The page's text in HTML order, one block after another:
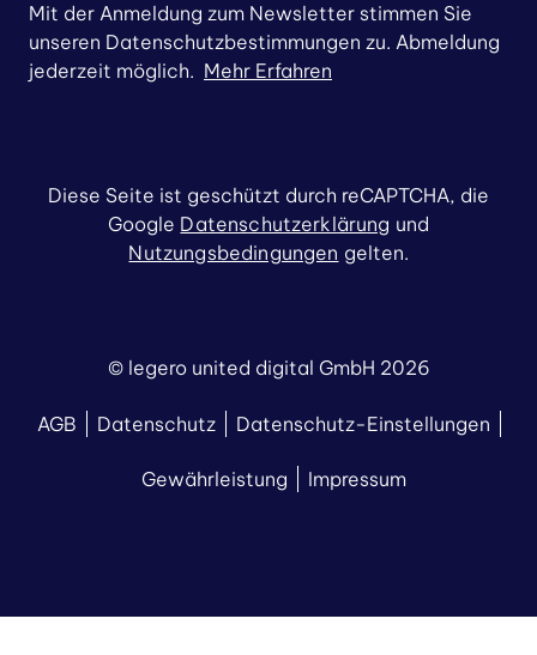
Mit der Anmeldung zum Newsletter stimmen Sie
unseren Datenschutzbestimmungen zu. Abmeldung
jederzeit möglich. Mehr Erfahren
© legero united digital GmbH 2026
AGB Datenschutz Datenschutz-Einstellungen
Gewährleistung Impressum
Diese Seite ist geschützt durch reCAPTCHA, die
Google Datenschutzerklärung und
Nutzungsbedingungen gelten.